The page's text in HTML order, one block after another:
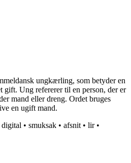
ungkærling, som betyder en
gift. Ung refererer til en person, der er
mand eller dreng. Ordet bruges
en ugift mand.
digital • smuksak • afsnit • lir•